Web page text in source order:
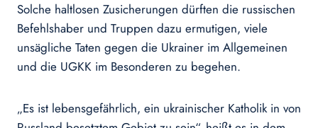
Solche haltlosen Zusicherungen dürften die russischen
Befehlshaber und Truppen dazu ermutigen, viele
unsägliche Taten gegen die Ukrainer im Allgemeinen
und die UGKK im Besonderen zu begehen.
„Es ist lebensgefährlich, ein ukrainischer Katholik in von